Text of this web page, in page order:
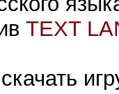
TEXT